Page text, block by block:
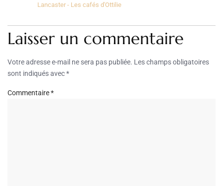
Lancaster - Les cafés d'Ottilie
Laisser un commentaire
Votre adresse e-mail ne sera pas publiée. Les champs obligatoires
sont indiqués avec*
Commentaire*